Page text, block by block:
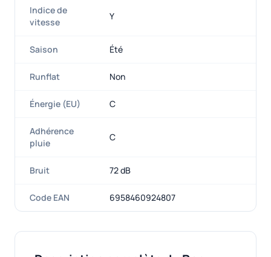
Indice de
vitesse
Y
Saison Été
Runflat Non
Énergie (EU) C
Adhérence
pluie
C
Bruit 72 dB
Code EAN 6958460924807